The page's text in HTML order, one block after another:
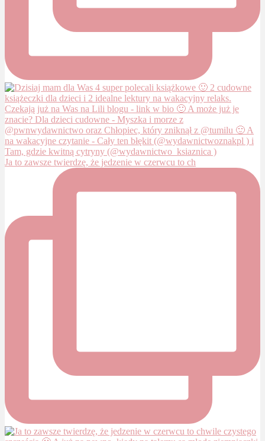
Ja to zawsze twierdzę, że jedzenie w czerwcu to ch